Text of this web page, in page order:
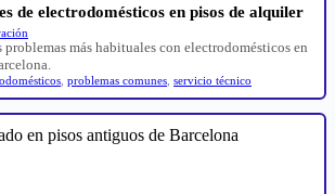
de electrodomésticos en pisos de alquiler
más habituales con electrodomésticos en
problemas comunes servicio técnico